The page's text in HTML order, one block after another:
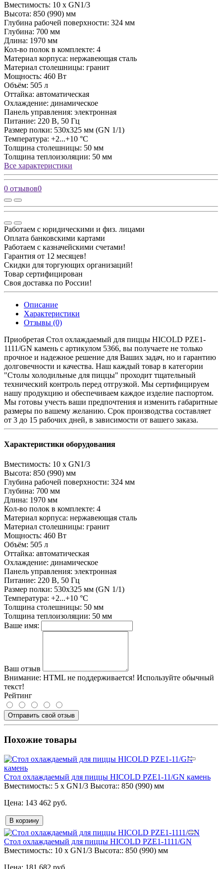
Вместимость: 10 x GN1/3
Высота: 850 (990) мм
Глубина рабочей поверхности: 324 мм
Глубина: 700 мм
Длина: 1970 мм
Кол-во полок в комплекте: 4
Материал корпуса: нержавеющая сталь
Материал столешницы: гранит
Мощность: 460 Вт
Объём: 505 л
Оттайка: автоматическая
Охлаждение: динамическое
Панель управления: электронная
Питание: 220 В, 50 Гц
Размер полки: 530х325 мм (GN 1/1)
Температура: +2...+10 °С
Толщина столешницы: 50 мм
Толщина теплоизоляции: 50 мм
Все характеристики
0 отзывов0
Работаем с юридическими и физ. лицами
Оплата банковскими картами
Работаем с казначейскими счетами!
Гарантия от 12 месяцев!
Скидки для торгующих организаций!
Товар сертифицирован
Своя доставка по России!
Описание
Характеристики
Отзывы (0)
Приобретая Стол охлаждаемый для пиццы HICOLD PZE1-
1111/GN камень c артикулом 5366, вы получаете не только
прочное и надежное решение для Ваших задач, но и гарантию
долговечности и качества. Наш каждый товар в категории
"Столы холодильные для пиццы" проходит тщательный
технический контроль перед отгрузкой. Мы сертифицируем
нашу продукцию и обеспечиваем каждое изделие паспортом.
Мы готовы учесть ваши предпочтения и изменить габаритные
размеры по вашему желанию. Срок производства составляет
от 3 до 15 рабочих дней, в зависимости от вашего заказа.
Характеристики оборудования
Вместимость: 10 x GN1/3
Высота: 850 (990) мм
Глубина рабочей поверхности: 324 мм
Глубина: 700 мм
Длина: 1970 мм
Кол-во полок в комплекте: 4
Материал корпуса: нержавеющая сталь
Материал столешницы: гранит
Мощность: 460 Вт
Объём: 505 л
Оттайка: автоматическая
Охлаждение: динамическое
Панель управления: электронная
Питание: 220 В, 50 Гц
Размер полки: 530х325 мм (GN 1/1)
Температура: +2...+10 °С
Толщина столешницы: 50 мм
Толщина теплоизоляции: 50 мм
Ваше имя:
Ваш отзыв
Внимание: HTML не поддерживается! Используйте обычный
текст!
Рейтинг
Отправить свой отзыв
Похожие товары
Стол охлаждаемый для пиццы HICOLD PZE1-11/GN камень
Вместимость:: 5 x GN1/3 Высота:: 850 (990) мм
143 462 руб.
В корзину
Стол охлаждаемый для пиццы HICOLD PZE1-1111/GN
Вместимость:: 10 x GN1/3 Высота:: 850 (990) мм